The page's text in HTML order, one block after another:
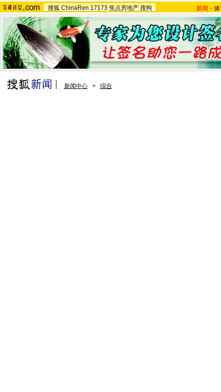
搜狐 ChinaRen 17173 焦点房地产 搜狗 新闻 -
新闻中心 > 综合